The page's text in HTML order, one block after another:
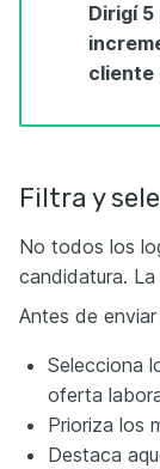
Dirigí
cliente
Filtra y
No todos los
candidatura.
Antes de enviar
Selecciona
oferta
Prioriza los
Destaca